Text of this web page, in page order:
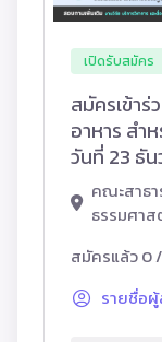
เปิดรับสมัคร
สมัครเข้า
อาหาร สำ
วันที่ 23 ธั
คณะสาธ
ธรรมศาส
สมัครแล้ว 0
รายชื่อ